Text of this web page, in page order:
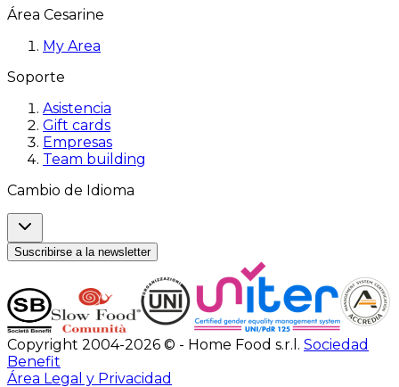
Área Cesarine
My Area
Soporte
Asistencia
Gift cards
Empresas
Team building
Cambio de Idioma
Suscribirse a la newsletter
Copyright 2004-2026 © - Home Food s.r.l. Sociedad
Benefit
Área Legal y Privacidad